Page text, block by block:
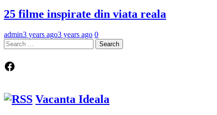
25 filme inspirate din viata reala
admin3 years ago3 years ago 0
Search
for:
Facebook
Vacanta Ideala